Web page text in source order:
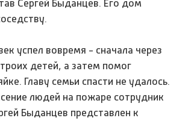
Сергей Быданцев. Его дом
успел вовремя - сначала через
детей, а затем помог
Главу семьи спасти не удалось.
людей на пожаре сотрудник
Быданцев представлен к